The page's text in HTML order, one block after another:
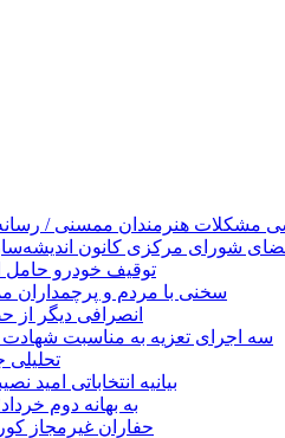
مشکلات هنرمندان ممسنی / رسانه
شورای مرکزی کانون
توقیف خودرو
سخنی با مردم و
انصرافی دیگر از
سه اجرای تعزیه به مناسبت
بیانیه انتخاباتی امید
به بهانه دوم
حفاران غیرمجاز